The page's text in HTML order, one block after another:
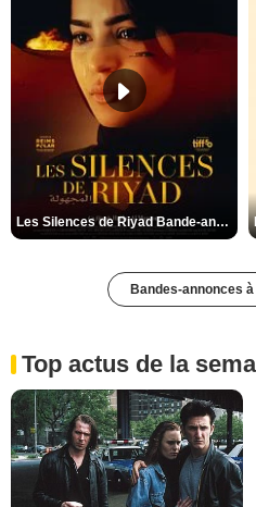
Les Silences de Riyad Bande-annonce VO STFR
Bandes-annonces
Top actus de la